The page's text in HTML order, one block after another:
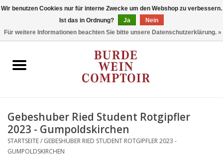
Stil
Gebeshuber Ried Student Rotgipfler
2023 - Gumpoldskirchen
STARTSEITE/ GEBESHUBER RIED STUDENT ROTGIPFLER 2023 -
GUMPOLDSKIRCHEN
Wir benutzen Cookies nur für interne Zwecke um den Webshop zu verbessern.
Ist das in Ordnung?
Ja
Nein
Für weitere Informationen beachten Sie bitte unsere Datenschutzerklärung. »